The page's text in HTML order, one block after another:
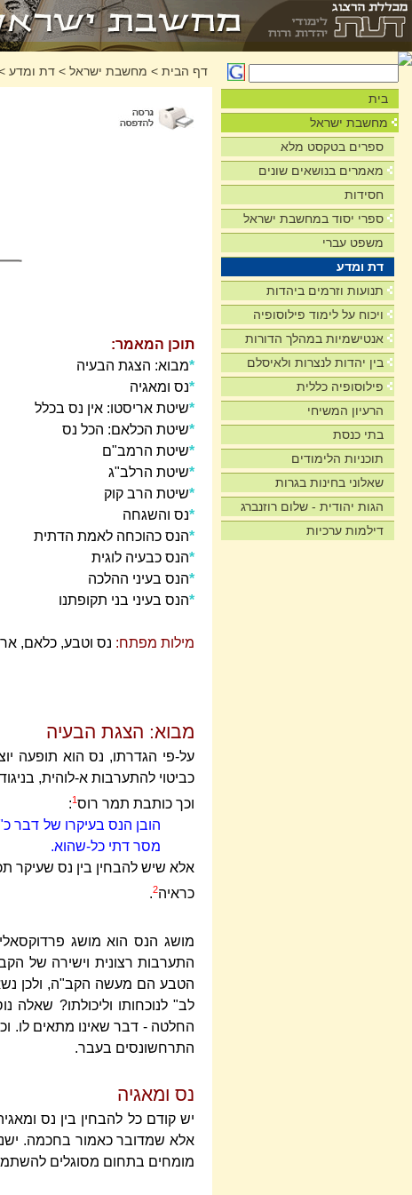
בית
מחשבת ישראל
ספרים בטקסט מלא
מאמרים בנושאים שונים
חסידות
ספרי יסוד במחשבת ישראל
משפט עברי
דת ומדע
תנועות וזרמים ביהדות
ויכוח על לימוד פילוסופיה
אנטישמיות במהלך הדורות
בין יהדות לנצרות ולאיסלם
פילוסופיה כללית
הרעיון המשיחי
בתי כנסת
תוכניות הלימודים
שאלוני בחינות בגרות
הגות יהודית - שלום רוזנברג
דילמות ערכיות
דף הבית > מחשבת ישראל > דת ומדע
תוכן המאמר:
*מבוא: הצגת הבעיה
*נס ומאגיה
*שיטת אריסטו: אין נס בכלל
*שיטת הכלאם: הכל נס
*שיטת הרמב"ם
*שיטת הרלב"ג
*שיטת הרב קוק
*נס והשגחה
*הנס כהוכחה לאמת הדתית
*הנס כבעיה לוגית
*הנס בעיני ההלכה
*הנס בעיני בני תקופתנו
מילות מפתח: נס וטבע, כלאם,
מבוא: הצגת הבעיה
על-פי הגדרתו, נס הוא תופעה
כביטוי להתערבות א-לוהית,
וכך כותבת תמר רוס1
:
הובן הנס בעיקרו של דבר
מסר דתי כל-שהוא.
אלא שיש להבחין בין נס שעיקר
כראיה2
.
מושג הנס הוא מושג
התערבות רצונית וישירה של
הטבע הם מעשה הקב"ה, ולכן
לב" לנוכחותו וליכולתו? שאלה
החלטה - דבר שאינו מתאים לו.
התרחשונסים בעבר.
נס ומאגיה
יש קודם כל להבחין בין נס
אלא שמדובר כאמור בחכמה.
מומחים בתחום מסוגלים